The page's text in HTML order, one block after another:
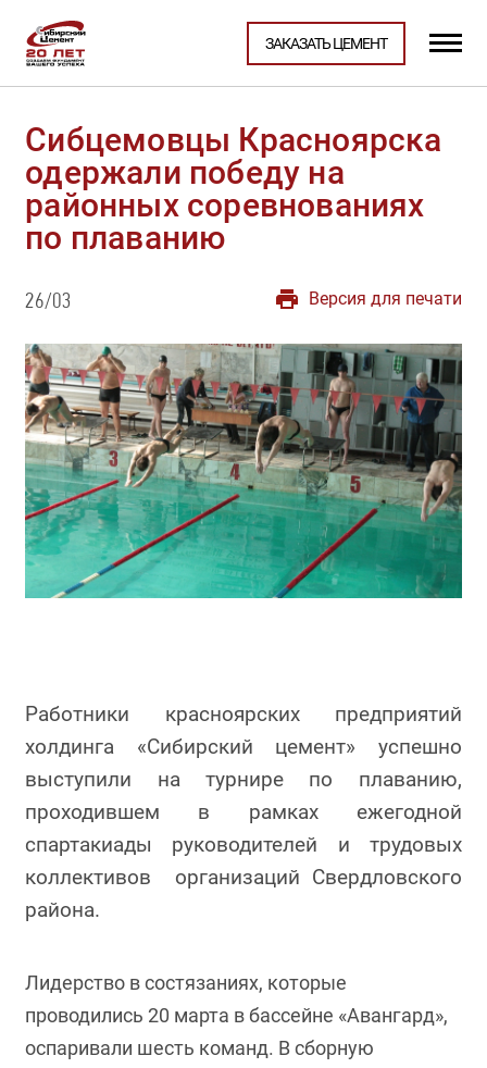
ЗАКАЗАТЬ ЦЕМЕНТ
Сибцемовцы Красноярска
одержали победу на
районных соревнованиях
по плаванию
26/03 Версия для печати
Работники красноярских предприятий
холдинга «Сибирский цемент» успешно
выступили на турнире по плаванию,
проходившем в рамках ежегодной
спартакиады руководителей и трудовых
коллективов организаций Свердловского
района.
Лидерство в состязаниях, которые
проводились 20 марта в бассейне «Авангард»,
оспаривали шесть команд. В сборную